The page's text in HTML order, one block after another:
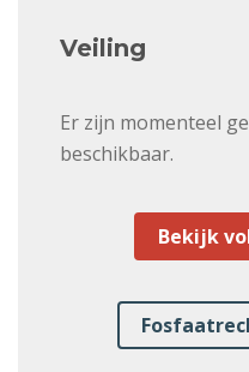
Veiling
Er zijn momenteel
beschikbaar.
Bekijk